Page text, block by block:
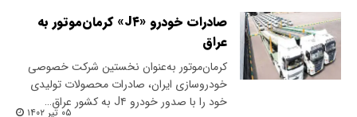
صادرات خودرو «J۴» کرمان‌موتور به
عراق
کرمان‌موتور به‌عنوان نخستین شرکت خصوصی
خودروسازی ایران، صادرات محصولات تولیدی
خود را با صدور خودرو J۴ به کشور عراق…
۰۵ تیر ۱۴۰۲